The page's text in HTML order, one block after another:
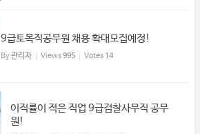
9급토목직공무원 채용 확대모집예정!
By관리자 Views995 Votes 14
이직률이 적은 직업 9급검찰사무직 공무
원!